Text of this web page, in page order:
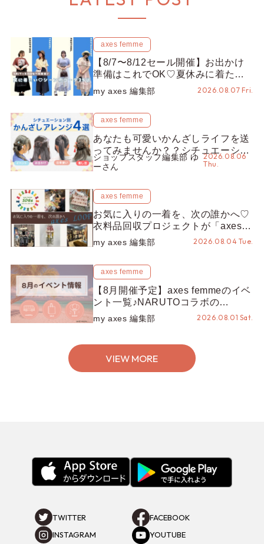
axes femme
【8/7〜8/12セール開催】お出かけ
準備はこれでOK♡夏休みに着たい
コーデ25選をシーン別に徹底解説！
my axes 編集部 2026.08.07 Fri.
axes femme
あなたも可愛いかんざしライフを送
ってみませんか？？シチュエーショ
ン別“かんざし”のオススメ【ショッ
プスタッフ編集部】
ショップスタッフ編集部 ゆ
ーさん
2026.08.06
Thu.
axes femme
お気に入りの一着を、次の誰かへ♡
衣料品回収プロジェクトが「axes
LOOP」にアップデート！活用する
とポイントが手に入る◎
my axes 編集部 2026.08.04 Tue.
axes femme
【8月開催予定】axes femmeのイベ
ント一覧♪NARUTOコラボの
REZEN POPUPから、プチYour
Stage.、ティーパーティまで！8月
my axes 編集部 2026.08.01 Sat.
VIEW MORE
TWITTER
FACEBOOK
INSTAGRAM
YOUTUBE